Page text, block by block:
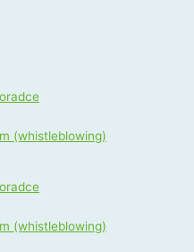
(whistleblowing)
(whistleblowing)